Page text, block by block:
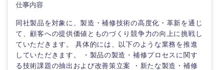
滋賀県 京都府
大阪府 兵庫県
仕事内容
同社製品を対象に、製造・補修技術の高度化・革新を通じ
て、顧客への提供価値とものづくり競争力の向上に挑戦し
ていただきます。 具体的には、以下のような業務を推進
していただきます。 ・製品の製造・補修プロセスに関す
る技術課題の抽出および改善策立案 ・新たな製造・補修